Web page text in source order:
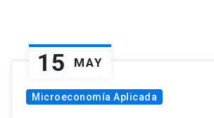
15 MAY
Microeconomía Aplicada